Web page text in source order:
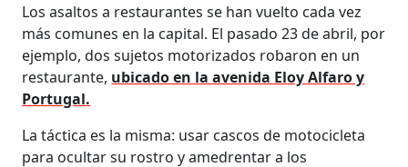
Los asaltos a restaurantes se han vuelto cada vez
más comunes en la capital. El pasado 23 de abril, por
ejemplo, dos sujetos motorizados robaron en un
restaurante, ubicado en la avenida Eloy Alfaro y
Portugal.
La táctica es la misma: usar cascos de motocicleta
para ocultar su rostro y amedrentar a los